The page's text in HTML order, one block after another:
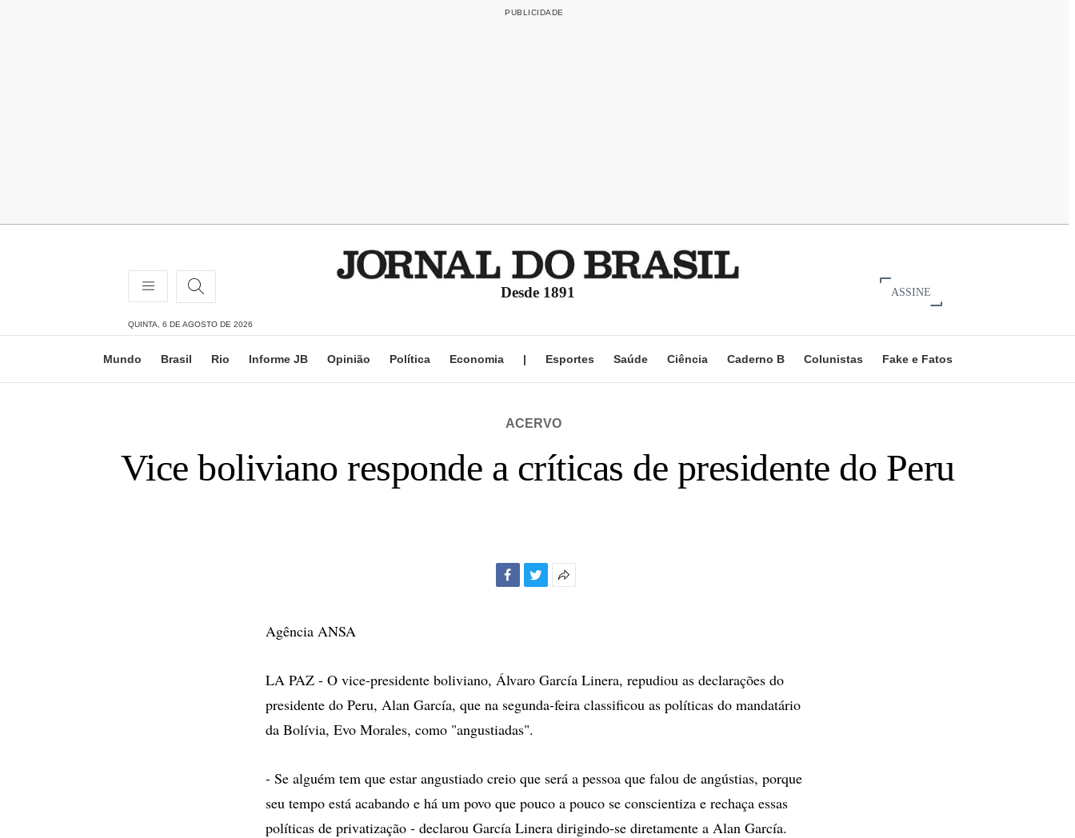
Desde 1891 ASSINE
QUINTA, 6 DE AGOSTO DE 2026
Mundo Brasil Rio Informe JB Opinião Política Economia | Esportes Saúde Ciência Caderno B Colunistas Fake e Fatos
ACERVO
Vice boliviano responde a críticas de presidente do Peru
Agência ANSA
LA PAZ - O vice-presidente boliviano, Álvaro García Linera, repudiou as declarações do
presidente do Peru, Alan García, que na segunda-feira classificou as políticas do mandatário
da Bolívia, Evo Morales, como "angustiadas".
- Se alguém tem que estar angustiado creio que será a pessoa que falou de angústias, porque
seu tempo está acabando e há um povo que pouco a pouco se conscientiza e rechaça essas
políticas de privatização - declarou García Linera dirigindo-se diretamente a Alan García.